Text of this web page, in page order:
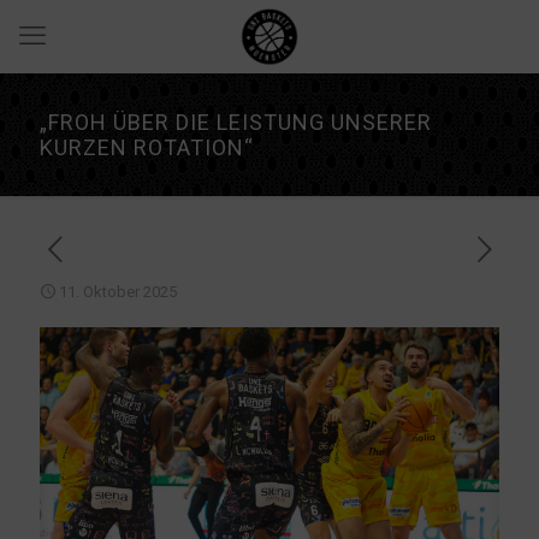
„FROH ÜBER DIE LEISTUNG UNSERER
KURZEN ROTATION“
11. Oktober 2025